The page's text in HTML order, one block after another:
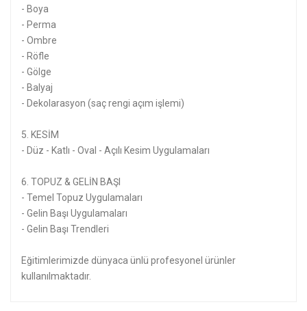
- Boya
- Perma
- Ombre
- Röfle
- Gölge
- Balyaj
- Dekolarasyon (saç rengi açım işlemi)
5. KESİM
- Düz - Katlı - Oval - Açılı Kesim Uygulamaları
6. TOPUZ & GELİN BAŞI
- Temel Topuz Uygulamaları
- Gelin Başı Uygulamaları
- Gelin Başı Trendleri
Eğitimlerimizde dünyaca ünlü profesyonel ürünler
kullanılmaktadır.